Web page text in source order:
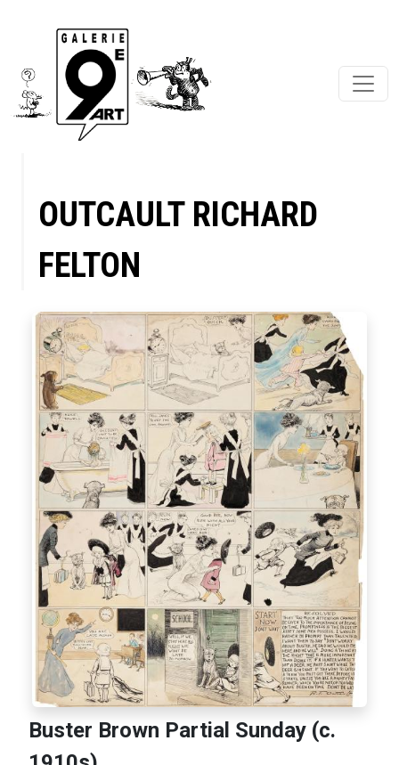
OUTCAULT RICHARD
FELTON
Buster Brown Partial Sunday (c.